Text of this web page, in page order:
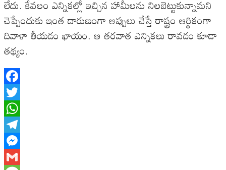
లేదు. కేవలం ఎన్నికల్లో ఇచ్చిన హామీలను నిలబెట్టుకున్నామని
చెప్పేందుకు ఇంత దారుణంగా అప్పులు చేస్తే రాష్ట్రం ఆర్థికంగా
దివాళా తీయడం ఖాయం. ఆ తరవాత ఎన్నికలు రావడం కూడా
తథ్యం.
Facebook
Twitter
WhatsApp
Telegram
Messenger